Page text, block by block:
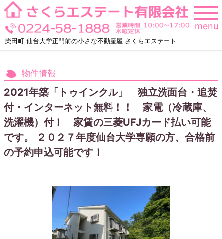
Skip
to
content
柴田町 仙台大学正門前の小さな不動産屋 さくらエステート
menu
物件情報
2021年築「トゥインクル」 独立洗面台・追焚
付・インターネット無料！！ 家電（冷蔵庫、
洗濯機）付！ 家賃の三菱UFJカード払い可能
です。 ２０２７年度仙台大学専願の方、合格前
の予約申込可能です！